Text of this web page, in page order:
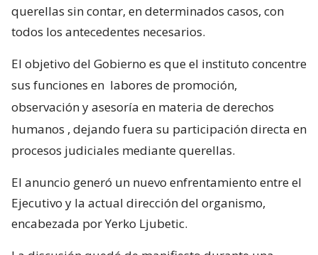
querellas sin contar, en determinados casos, con
todos los antecedentes necesarios.
El objetivo del Gobierno es que el instituto concentre
sus funciones en labores de promoción,
observación y asesoría en materia de derechos
humanos , dejando fuera su participación directa en
procesos judiciales mediante querellas.
El anuncio generó un nuevo enfrentamiento entre el
Ejecutivo y la actual dirección del organismo,
encabezada por Yerko Ljubetic.